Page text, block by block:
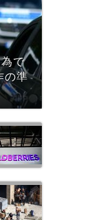
で
の準